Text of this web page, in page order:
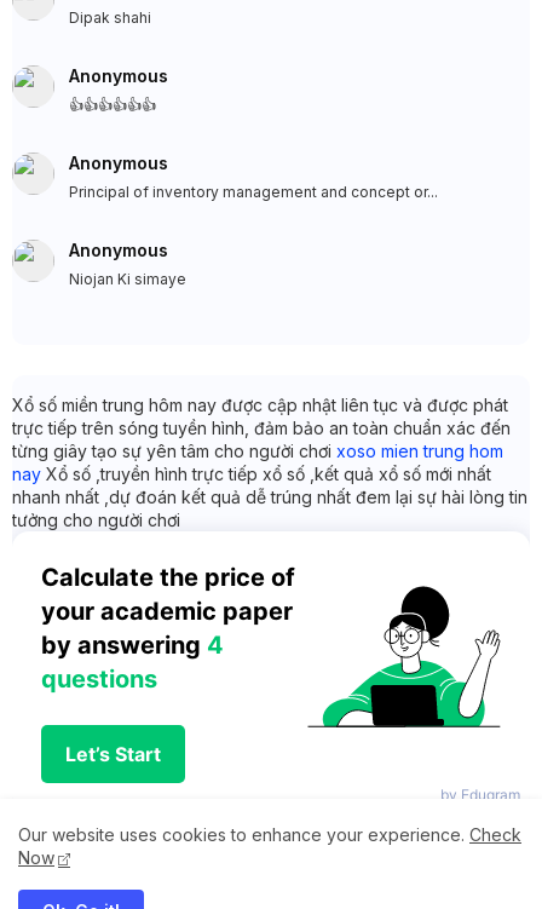
Dipak shahi
Anonymous
👍👍👍👍👍👍
Anonymous
Principal of inventory management and concept or...
Anonymous
Niojan Ki simaye
Xổ số miền trung hôm nay được cập nhật liên tục và được phát
trực tiếp trên sóng tuyền hình, đảm bảo an toàn chuẩn xác đến
từng giây tạo sự yên tâm cho người chơi xoso mien trung hom
nay Xổ số ,truyền hình trực tiếp xổ số ,kết quả xổ số mới nhất
nhanh nhất ,dự đoán kết quả dễ trúng nhất đem lại sự hài lòng tin
tưởng cho người chơi
Calculate the price of
your academic paper
by answering 4
questions
Let’s Start
by Edugram
Our website uses cookies to enhance your experience. Check
Now